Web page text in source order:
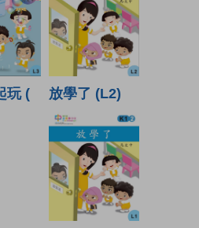
玩 (
放學了 (L2)